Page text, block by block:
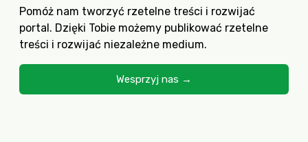
Pomóż nam tworzyć rzetelne treści i rozwijać
portal. Dzięki Tobie możemy publikować rzetelne
treści i rozwijać niezależne medium.
Wesprzyj nas →